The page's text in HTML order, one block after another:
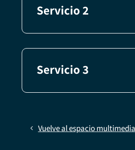
Servicio 2
Servicio 3
Vuelve al espacio multimedia